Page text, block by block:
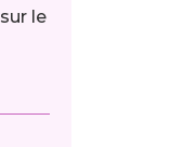
sur le